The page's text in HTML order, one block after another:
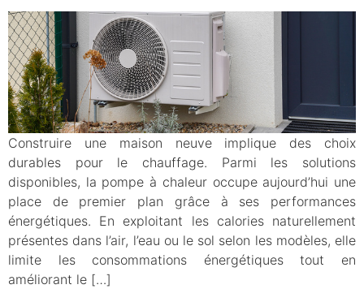
Construire une maison neuve implique des choix
durables pour le chauffage. Parmi les solutions
disponibles, la pompe à chaleur occupe aujourd’hui une
place de premier plan grâce à ses performances
énergétiques. En exploitant les calories naturellement
présentes dans l’air, l’eau ou le sol selon les modèles, elle
limite les consommations énergétiques tout en
améliorant le […]